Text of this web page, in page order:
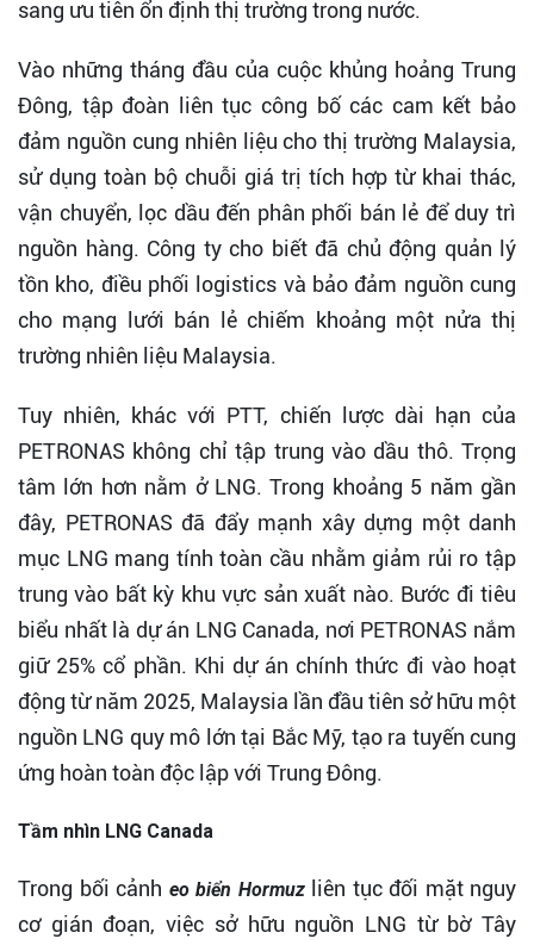
sang ưu tiên ổn định thị trường trong nước.
Vào những tháng đầu của cuộc khủng hoảng Trung
Đông, tập đoàn liên tục công bố các cam kết bảo
đảm nguồn cung nhiên liệu cho thị trường Malaysia,
sử dụng toàn bộ chuỗi giá trị tích hợp từ khai thác,
vận chuyển, lọc dầu đến phân phối bán lẻ để duy trì
nguồn hàng. Công ty cho biết đã chủ động quản lý
tồn kho, điều phối logistics và bảo đảm nguồn cung
cho mạng lưới bán lẻ chiếm khoảng một nửa thị
trường nhiên liệu Malaysia.
Tuy nhiên, khác với PTT, chiến lược dài hạn của
PETRONAS không chỉ tập trung vào dầu thô. Trọng
tâm lớn hơn nằm ở LNG. Trong khoảng 5 năm gần
đây, PETRONAS đã đẩy mạnh xây dựng một danh
mục LNG mang tính toàn cầu nhằm giảm rủi ro tập
trung vào bất kỳ khu vực sản xuất nào. Bước đi tiêu
biểu nhất là dự án LNG Canada, nơi PETRONAS nắm
giữ 25% cổ phần. Khi dự án chính thức đi vào hoạt
động từ năm 2025, Malaysia lần đầu tiên sở hữu một
nguồn LNG quy mô lớn tại Bắc Mỹ, tạo ra tuyến cung
ứng hoàn toàn độc lập với Trung Đông.
Tầm nhìn LNG Canada
Trong bối cảnh eo biển Hormuzliên tục đối mặt nguy
cơ gián đoạn, việc sở hữu nguồn LNG từ bờ Tây